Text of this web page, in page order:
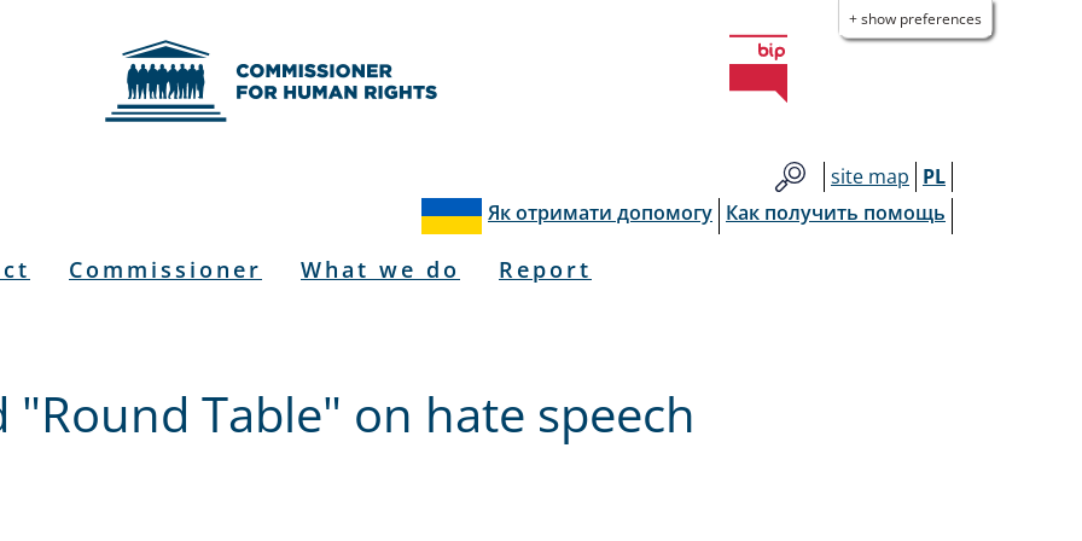
+ show preferences
site map PL
Як отримати допомогу Как получить помощь
Commissioner What we do Report
"Round Table" on hate speech